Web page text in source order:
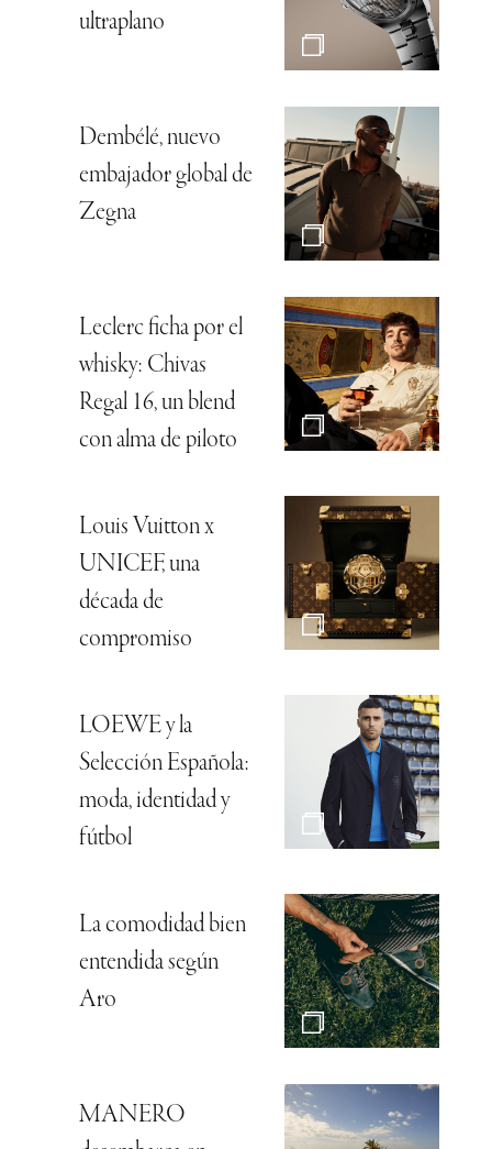
ultraplano
Dembélé, nuevo
embajador global de
Zegna
Leclerc ficha por el
whisky: Chivas
Regal 16, un blend
con alma de piloto
Louis Vuitton x
UNICEF, una
década de
compromiso
LOEWE y la
Selección Española:
moda, identidad y
fútbol
La comodidad bien
entendida según
Aro
MANERO